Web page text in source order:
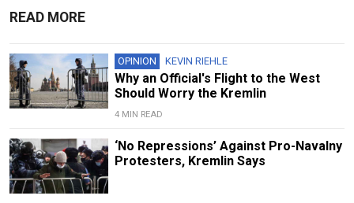
READ MORE
OPINION KEVIN RIEHLE
Why an Official's Flight to the West
Should Worry the Kremlin
4 MIN READ
‘No Repressions’ Against Pro-Navalny
Protesters, Kremlin Says